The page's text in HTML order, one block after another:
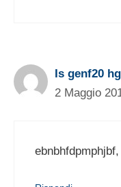
Is genf20
2 Maggio
ebnbhfdpmphjbf,